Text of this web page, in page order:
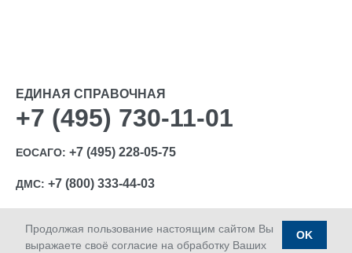
Продолжая пользование настоящим сайтом Вы
выражаете своё согласие на обработку Ваших
OK
ЕДИНАЯ СПРАВОЧНАЯ
+7 (495) 730-11-01
ЕОСАГО: +7 (495) 228-05-75
ДМС: +7 (800) 333-44-03